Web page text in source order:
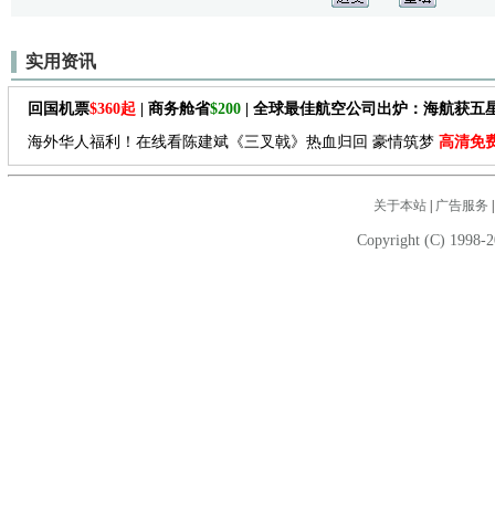
实用资讯
回国机票$360起 | 商务舱省$200 | 全球最佳航空公司出炉：海航获五
海外华人福利！在线看陈建斌《三叉戟》热血归回 豪情筑梦 高清免
关于本站| 广告服务
Copyright (C) 1998-